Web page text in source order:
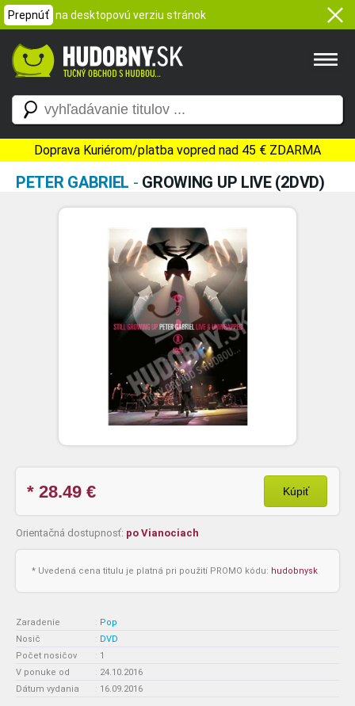
Prepnúť na desktopovú verziu stránok
Doprava Kuriérom/platba vopred nad 45 € ZDARMA
PETER GABRIEL - GROWING UP LIVE (2DVD)
* 28.49 € Kúpiť
Orientačná dostupnosť: po Vianociach
* Uvedená cena titulu je platná pri použití PROMO kódu: hudobnysk
Zaradenie : Pop
Nosič
: DVD
Počet nosičov
: 1
V ponuke od
: 24.10.2016
Dátum vydania
: 16.09.2016